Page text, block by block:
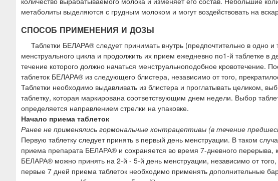
метаболиты выделяются с грудным молоком и могут воздействовать на
СПОСОБ ПРИМЕНЕНИЯ И ДОЗЫ
Таблетки БЕЛАРА® следует принимать внутрь (предпочтительно в одно
менструального цикла и продолжить их прием ежедневно по1-й таблетке
течение которого должно начаться менструальноподобное кровотечение.
таблеток БЕЛАРА® из следующего блистера, независимо от того,
Таблетки необходимо выдавливать из блистера и проглатывать целиком,
таблетку, которая маркирована соответствующим днем недели. Выбор
определяется направлением стрелки на упаковке.
Начало приема таблеток
Ранее не применялись гормональные контрацептивы (в течение
Первую таблетку следует принять в первый день менструации. В таком
приема препарата БЕЛАРА® и сохраняется во время 7-дневного перерыва,
БЕЛАРА® можно принять на 2-й - 5-й день менструации, независимо от
первые 7 дней приема таблеток необходимо применять дополнительные